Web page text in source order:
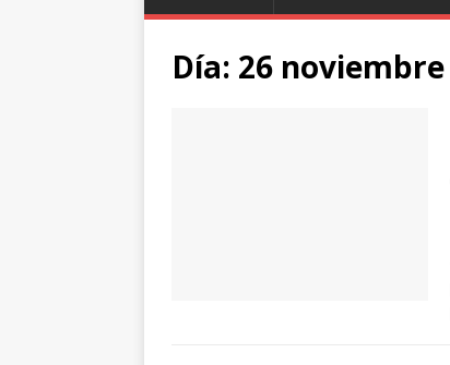
Día: 26 noviembre